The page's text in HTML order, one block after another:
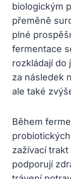
biologickým
přeměně
plné
fermentace
rozkládají do
za následek
ale také
Během
zažívací
podporují